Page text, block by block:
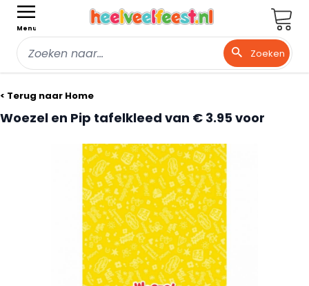
Menu
Zoeken
< Terug naar Home
Woezel en Pip tafelkleed van € 3.95 voor